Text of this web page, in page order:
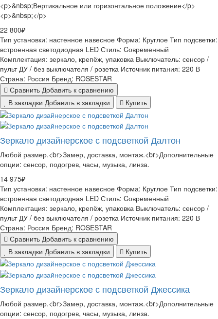
<p>&nbsp;Вертикальное или горизонтальное положение</p>
<p>&nbsp;</p>
22 800₽
Тип установки: настенное навесное Форма: Круглое Тип подсветки:
встроенная светодиодная LED Стиль: Cовременный
Комплектация: зеркало, крепёж, упаковка Выключатель: сенсор /
пульт ДУ / без выключателя / розетка Источник питания: 220 В
Страна: Россия Бренд: ROSESTAR
Сравнить Добавить к сравнению
В закладки Добавить в закладки Купить
Зеркало дизайнерское с подсветкой Далтон
Любой размер.<br>Замер, доставка, монтаж.<br>Дополнительные
опции: сенсор, подогрев, часы, музыка, линза.
14 975₽
Тип установки: настенное навесное Форма: Круглое Тип подсветки:
встроенная светодиодная LED Стиль: Cовременный
Комплектация: зеркало, крепёж, упаковка Выключатель: сенсор /
пульт ДУ / без выключателя / розетка Источник питания: 220 В
Страна: Россия Бренд: ROSESTAR
Сравнить Добавить к сравнению
В закладки Добавить в закладки Купить
Зеркало дизайнерское с подсветкой Джессика
Любой размер.<br>Замер, доставка, монтаж.<br>Дополнительные
опции: сенсор, подогрев, часы, музыка, линза.